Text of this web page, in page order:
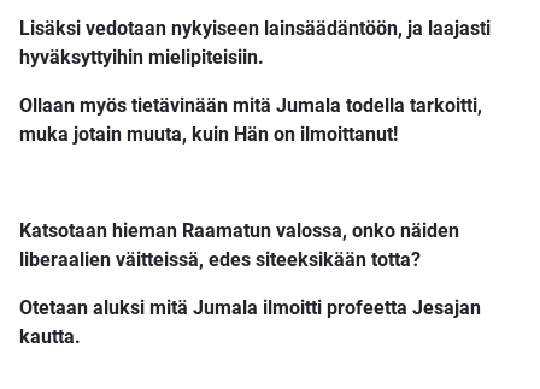
Lisäksi vedotaan nykyiseen lainsäädäntöön, ja laajasti
hyväksyttyihin mielipiteisiin.
Ollaan myös tietävinään mitä Jumala todella tarkoitti,
muka jotain muuta, kuin Hän on ilmoittanut!
Katsotaan hieman Raamatun valossa, onko näiden
liberaalien väitteissä, edes siteeksikään totta?
Otetaan aluksi mitä Jumala ilmoitti profeetta Jesajan
kautta.